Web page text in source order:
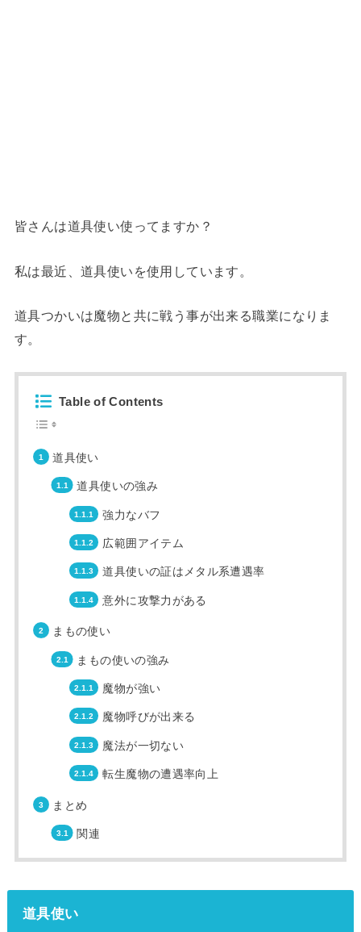
皆さんは道具使い使ってますか？
私は最近、道具使いを使用しています。
道具つかいは魔物と共に戦う事が出来る職業になりま
す。
Table of Contents
道具使い
道具使いの強み
強力なバフ
広範囲アイテム
道具使いの証はメタル系遭遇率
意外に攻撃力がある
まもの使い
まもの使いの強み
魔物が強い
魔物呼びが出来る
魔法が一切ない
転生魔物の遭遇率向上
まとめ
関連
道具使い